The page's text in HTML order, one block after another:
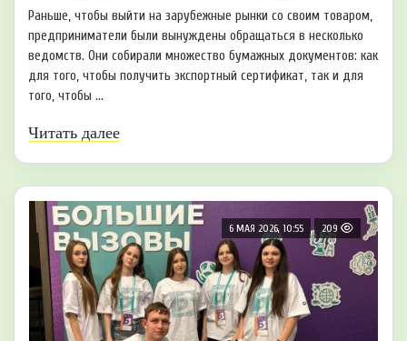
Раньше, чтобы выйти на зарубежные рынки со своим товаром,
предприниматели были вынуждены обращаться в несколько
ведомств. Они собирали множество бумажных документов: как
для того, чтобы получить экспортный сертификат, так и для
того, чтобы ...
Читать далее
6 МАЯ 2026, 10:55 209